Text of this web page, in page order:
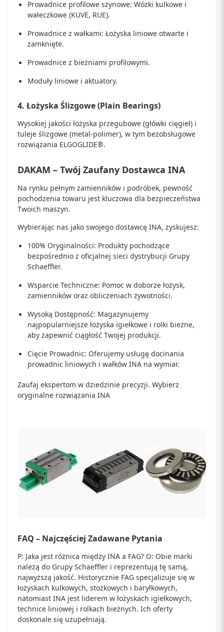
Prowadnice profilowe szynowe: Wózki kulkowe i
wałeczkowe (KUVE, RUE).
Prowadnice z wałkami: Łożyska liniowe otwarte i
zamknięte.
Prowadnice z bieżniami profilowymi.
Moduły liniowe i aktuatory.
4. Łożyska Ślizgowe(Plain Bearings)
Wysokiej jakości łożyska przegubowe (główki cięgieł) i
tuleje ślizgowe (metal-polimer), w tym bezobsługowe
rozwiązania ELGOGLIDE®.
DAKAM – Twój Zaufany Dostawca INA
Na rynku pełnym zamienników i podróbek, pewność
pochodzenia towaru jest kluczowa dla bezpieczeństwa
Twoich maszyn.
Wybierając nas jako swojego dostawcę INA, zyskujesz:
100% Oryginalności: Produkty pochodzące
bezpośrednio z oficjalnej sieci dystrybucji Grupy
Schaeffler.
Wsparcie Techniczne: Pomoc w doborze łożysk,
zamienników oraz obliczeniach żywotności.
Wysoką Dostępność: Magazynujemy
najpopularniejsze łożyska igiełkowe i rolki bieżne,
aby zapewnić ciągłość Twojej produkcji.
Cięcie Prowadnic: Oferujemy usługę docinania
prowadnic liniowych i wałków INA na wymiar.
Zaufaj ekspertom w dziedzinie precyzji. Wybierz
oryginalne rozwiązania INA
FAQ – Najczęściej Zadawane Pytania
P: Jaka jest różnica między INA a FAG? O: Obie marki
należą do Grupy Schaeffler i reprezentują tę samą,
najwyższą jakość. Historycznie FAG specjalizuje się w
łożyskach kulkowych, stożkowych i baryłkowych,
natomiast INA jest liderem w łożyskach igiełkowych,
technice liniowej i rolkach bieżnych. Ich oferty
doskonale się uzupełniają.